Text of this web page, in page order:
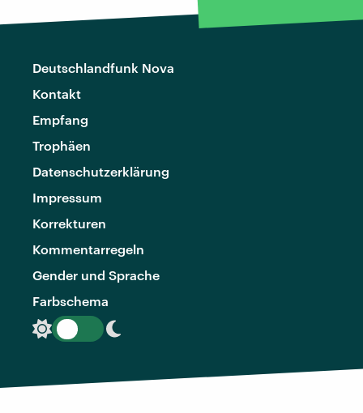
Deutschlandfunk Nova
Kontakt
Empfang
Trophäen
Datenschutzerklärung
Impressum
Korrekturen
Kommentarregeln
Gender und Sprache
Farbschema